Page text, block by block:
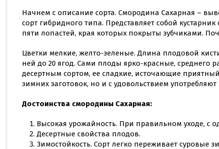
Начнем с описание сорта. Смородина Сахарная –
сорт гибридного типа. Представляет собой
пяти лопастей, края которых покрыты зубчиками.
Цветки мелкие, желто-зеленые. Длина плодовой
ней до 20 ягод. Сами плоды ярко-красные, среднего
десертным сортом, ее сладкие, источающие
зимних заготовок, но и с удовольствием
Достоинства смородины Сахарная:
Высокая урожайность. При правильном уходе, с
Десертные свойства плодов.
Зимостойкость. Сорт легко переживает суровые